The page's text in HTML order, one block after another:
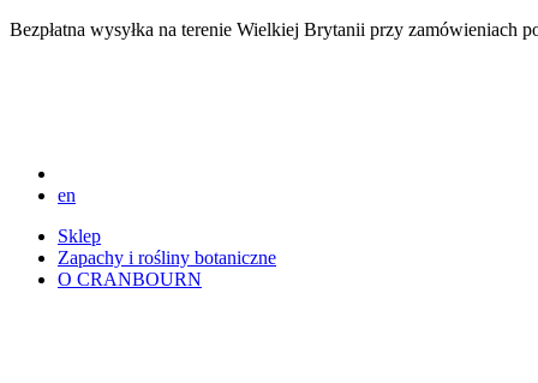
Bezpłatna wysyłka na terenie Wielkiej Brytanii przy zamówieniach
en
Sklep
Zapachy i rośliny botaniczne
O CRANBOURN